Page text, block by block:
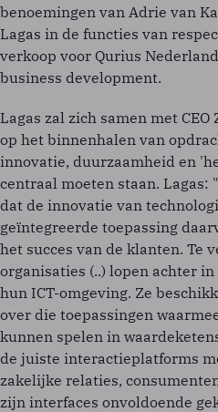
benoemingen van Adrie van
Lagas in de functies van
verkoop voor Qurius
business development.
Lagas zal zich samen met
op het binnenhalen van
innovatie, duurzaamheid en
centraal moeten staan. Lagas:
dat de innovatie van
geïntegreerde toepassing
het succes van de klanten. Te
organisaties (..) lopen achter
hun ICT-omgeving. Ze
over die toepassingen
kunnen spelen in
de juiste interactieplatforms
zakelijke relaties,
zijn interfaces onvoldoende